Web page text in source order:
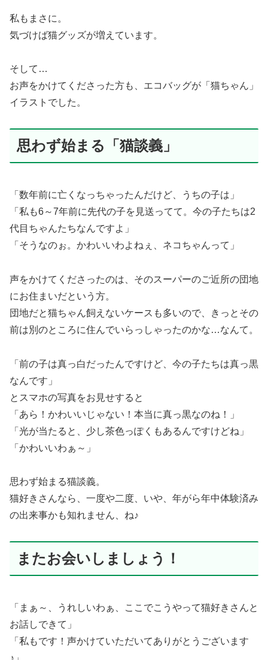
私もまさに。
気づけば猫グッズが増えています。
そして…
お声をかけてくださった方も、エコバッグが「猫ちゃん」
イラストでした。
思わず始まる「猫談義」
「数年前に亡くなっちゃったんだけど、うちの子は」
「私も6～7年前に先代の子を見送ってて。今の子たちは2
代目ちゃんたちなんですよ」
「そうなのぉ。かわいいわよねぇ、ネコちゃんって」
声をかけてくださったのは、そのスーパーのご近所の団地
にお住まいだという方。
団地だと猫ちゃん飼えないケースも多いので、きっとその
前は別のところに住んでいらっしゃったのかな…なんて。
「前の子は真っ白だったんですけど、今の子たちは真っ黒
なんです」
とスマホの写真をお見せすると
「あら！かわいいじゃない！本当に真っ黒なのね！」
「光が当たると、少し茶色っぽくもあるんですけどね」
「かわいいわぁ～」
思わず始まる猫談義。
猫好きさんなら、一度や二度、いや、年がら年中体験済み
の出来事かも知れません、ね♪
またお会いしましょう！
「まぁ～、うれしいわぁ、ここでこうやって猫好きさんと
お話しできて」
「私もです！声かけていただいてありがとうございます